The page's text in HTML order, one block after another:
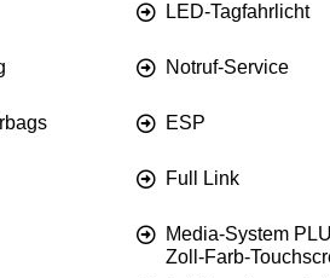
LED-Tagfahrlicht
Notruf-Service
ESP
Full Link
Media-System
Zoll-Farb-